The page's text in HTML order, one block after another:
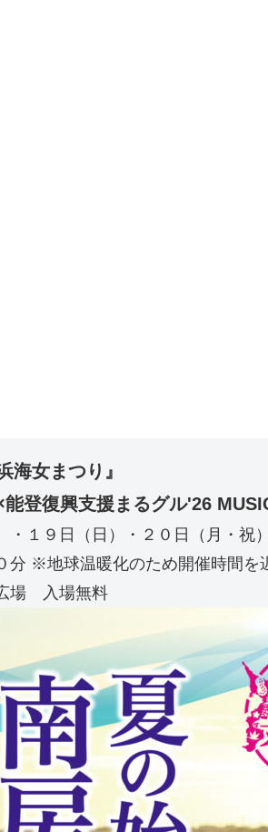
海女まつり』
登復興支援まるグル'26
・１９日（日）・２０日（月・
※地球温暖化のため開催時間を
場 入場無料